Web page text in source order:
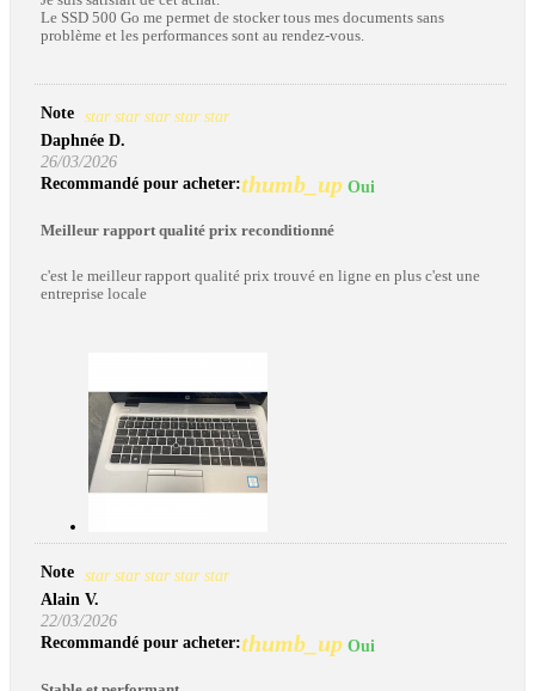
Le SSD 500 Go me permet de stocker tous mes documents sans
problème et les performances sont au rendez-vous.
Note star star star star star
Daphnée D.
26/03/2026
Recommandé pour acheter:thumb_up Oui
Meilleur rapport qualité prix reconditionné
c'est le meilleur rapport qualité prix trouvé en ligne en plus c'est une
entreprise locale
Note star star star star star
Alain V.
22/03/2026
Recommandé pour acheter:thumb_up Oui